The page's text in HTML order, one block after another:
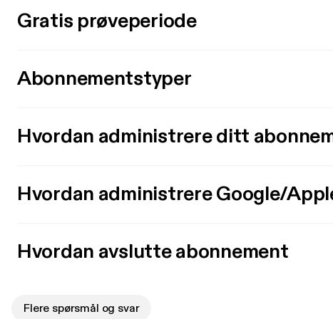
Gratis prøveperiode
Abonnementstyper
Hvordan administrere ditt
Hvordan administrere Google/
Hvordan avslutte abonnement
Flere spørsmål og svar